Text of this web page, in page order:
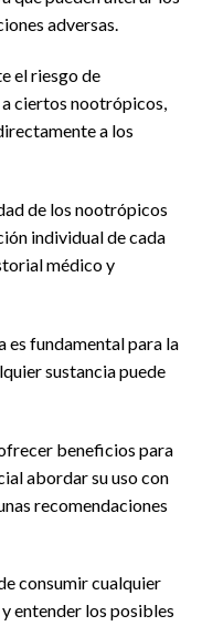
adversas.
el riesgo de
ciertos nootrópicos,
a los
de los nootrópicos
individual de cada
médico y
es fundamental para la
sustancia puede
beneficios para
abordar su uso con
recomendaciones
consumir cualquier
entender los posibles